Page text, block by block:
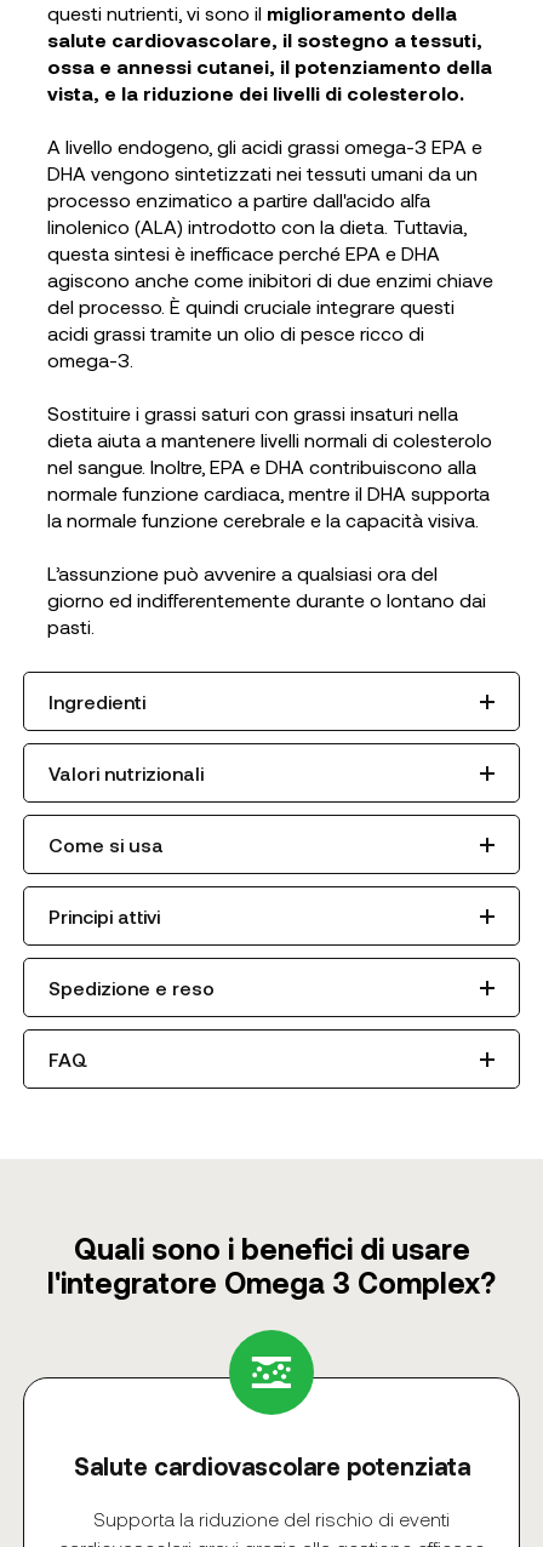
questi nutrienti, vi sono il miglioramento della
salute cardiovascolare, il sostegno a tessuti,
ossa e annessi cutanei, il potenziamento della
vista, e la riduzione dei livelli di colesterolo.
A livello endogeno, gli acidi grassi omega-3 EPA e
DHA vengono sintetizzati nei tessuti umani da un
processo enzimatico a partire dall'acido alfa
linolenico (ALA) introdotto con la dieta. Tuttavia,
questa sintesi è inefficace perché EPA e DHA
agiscono anche come inibitori di due enzimi chiave
del processo. È quindi cruciale integrare questi
acidi grassi tramite un olio di pesce ricco di
omega-3.
Sostituire i grassi saturi con grassi insaturi nella
dieta aiuta a mantenere livelli normali di colesterolo
nel sangue. Inoltre, EPA e DHA contribuiscono alla
normale funzione cardiaca, mentre il DHA supporta
la normale funzione cerebrale e la capacità visiva.
L’assunzione può avvenire a qualsiasi ora del
giorno ed indifferentemente durante o lontano dai
pasti.
Ingredienti
Valori nutrizionali
Come si usa
Principi attivi
Spedizione e reso
FAQ
Quali sono i benefici di usare
l'integratore Omega 3 Complex?
Salute cardiovascolare potenziata
Supporta la riduzione del rischio di eventi